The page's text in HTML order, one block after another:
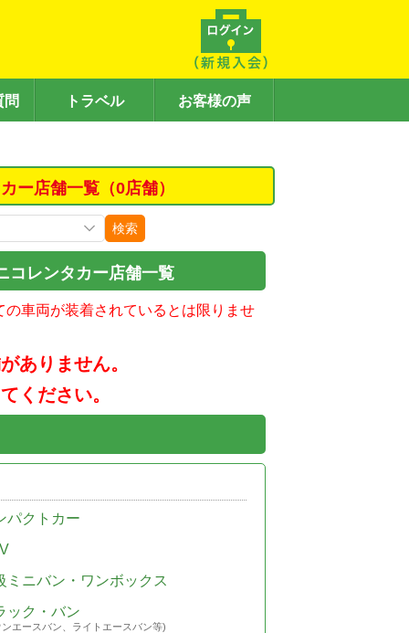
問 トラベル お客様の声
ー店舗一覧（0店舗）
検索
コレンタカー店舗一覧
車両が装着されているとは限りませ
ありません。
ください。
パクトカー
ミニバン・ワンボックス
ック・バン
エースバン、ライトエースバン等)